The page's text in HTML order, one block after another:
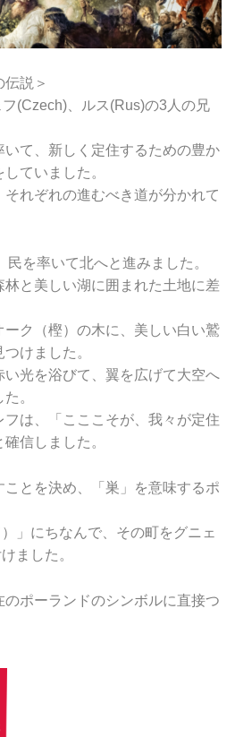
伝説＞
(Czech)、ルス(Rus)の3人の兄
て、新しく定住するための豊か
ていました。
れぞれの進むべき道が分かれて
を率いて北へと進みました。
と美しい湖に囲まれた土地に差
ク（樫）の木に、美しい白い鷲
けました。
光を浴びて、翼を広げて大空へ
。
は、「こここそが、我々が定住
信しました。
とを決め、「巣」を意味するポ
」にちなんで、その町をグニェ
ました。
ポーランドのシンボルに直接つ